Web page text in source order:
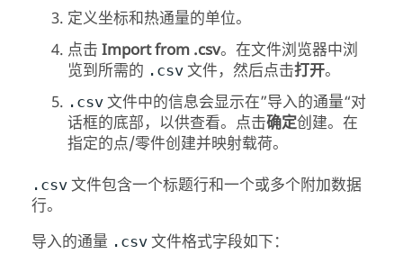
定义坐标和热通量的单位。
点击Import from .csv。在文件浏览器中浏
览到所需的 .csv 文件，然后点击打开。
.csv 文件中的信息会显示在”导入的通量“对
话框的底部，以供查看。点击确定创建。在
指定的点/零件创建并映射载荷。
.csv 文件包含一个标题行和一个或多个附加数据
行。
导入的通量 .csv 文件格式字段如下：